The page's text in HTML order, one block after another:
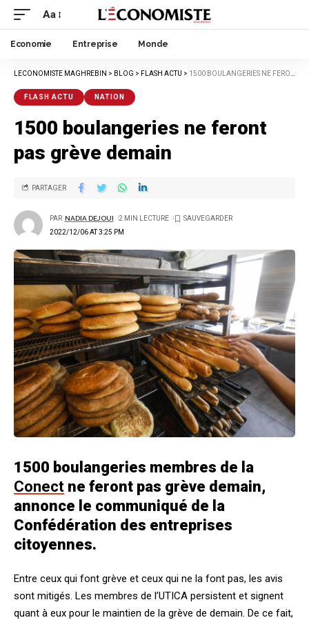
Aa
Economie Entreprise Monde
LECONOMISTE MAGHREBIN > BLOG > FLASH ACTU > 1500 BOULANGERIES NE FERONT PAS GRÈVE DEMAIN
FLASH ACTU NATION
1500 boulangeries ne feront
pas grève demain
2022/12/06 AT 3:25 PM
PAR NADIA DEJOUI 2 MIN LECTURE
PARTAGER
1500 boulangeries membres de la
Conect ne feront pas grève demain,
annonce le communiqué de la
Confédération des entreprises
citoyennes.
Entre ceux qui font grève et ceux qui ne la font pas, les avis
sont mitigés. Les membres de l’UTICA persistent et signent
quant à eux pour le maintien de la grève de demain. De ce fait,